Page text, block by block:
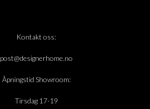
Kontakt oss:
post@designerhome.no
Åpningstid Showroom:
Tirsdag 17-19